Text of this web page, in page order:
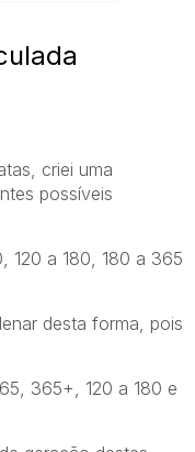
criei uma
possíveis
a 180, 180 a 365
desta forma, pois
365+, 120 a 180 e